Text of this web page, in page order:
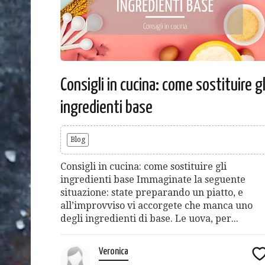
Consigli in cucina: come sostituire
ingredienti base
Blog
Consigli in cucina: come sostituire gli
ingredienti base Immaginate la seguente
situazione: state preparando un piatto, e
all’improvviso vi accorgete che manca uno
degli ingredienti di base. Le uova, per...
Veronica